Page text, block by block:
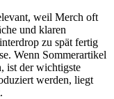
weil Merch oft
und klaren
zu spät fertig
Wenn Sommerartikel
ist der wichtigste
werden, liegt